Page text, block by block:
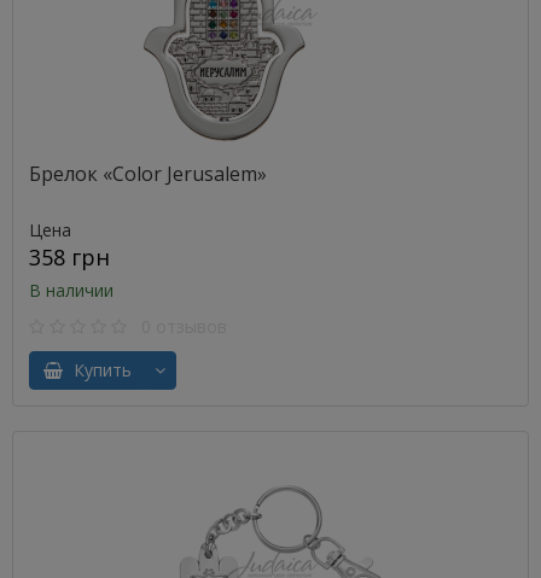
Брелок «Color Jerusalem»
Цена
358 грн
В наличии
Купить